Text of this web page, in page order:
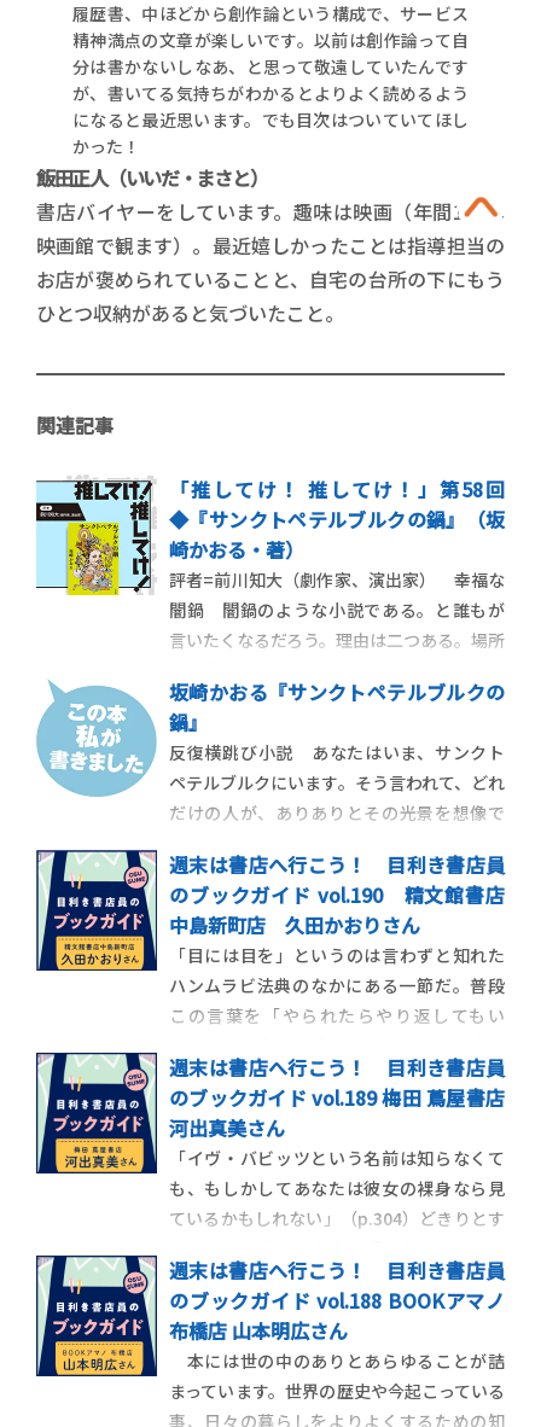
履歴書、中ほどから創作論という構成で、サービス
精神満点の文章が楽しいです。以前は創作論って自
分は書かないしなあ、と思って敬遠していたんです
が、書いてる気持ちがわかるとよりよく読めるよう
になると最近思います。でも目次はついていてほし
かった！
飯田正人（いいだ・まさと）
書店バイヤーをしています。趣味は映画（年間100本
映画館で観ます）。最近嬉しかったことは指導担当の
お店が褒められていることと、自宅の台所の下にもう
ひとつ収納があると気づいたこと。
関連記事
「推してけ！ 推してけ！」第58回
◆『サンクトペテルブルクの鍋』（坂
崎かおる・著）
評者=前川知大（劇作家、演出家） 幸福な
闇鍋 闇鍋のような小説である。と誰もが
言いたくなるだろう。理由は二つある。場所
たに語られること。冒頭、半纏を着た大学
生が鍋を囲む描写から始まり、そしてその
鍋では靴が煮えているのだから。人生で二
度ある闇鍋の経験を思い出してみる。鍋か
ら飛び出た靴
坂崎かおる『サンクトペテルブルクの
鍋』
反復横跳び小説 あなたはいま、サンクト
ペテルブルクにいます。そう言われて、どれ
だけの人が、ありありとその光景を想像で
かっても、その水都としてのにおいと、華麗
な建築物に過ぎる陰影は、なかなか想像し
にくいかもしれません。あなたはいま、高
崎にいます。この場合は、もう少し想像し
やすい人は増
週末は書店へ行こう！ 目利き書店員
のブックガイド vol.190 精文館書店
中島新町店 久田かおりさん
「目には目を」というのは言わずと知れた
ハンムラビ法典のなかにある一節だ。普段
この言葉を「やられたらやり返してもい
は「やられたらやられたと同じことをやり
返す」つまり、やられた以上のことはやり
返してはいけない、「同害報復」のみが許
されるということなのだ。新川帆立は元弁
護士、元プロの雀士
週末は書店へ行こう！ 目利き書店員
のブックガイド vol.189 梅田 蔦屋書店
河出真美さん
「イヴ・バビッツという名前は知らなくて
も、もしかしてあなたは彼女の裸身なら見
ているかもしれない」（p.304）どきりとす
は始まる。なぜ私たちが名前も知らぬ女性
の裸身を見ているかもしれないのかという
と、あのマルセル・デュシャンが裸身の女
性とチェスをする写真があり、その女性こ
そが当時20
週末は書店へ行こう！ 目利き書店員
のブックガイド vol.188 BOOKアマノ
布橋店 山本明広さん
本には世の中のありとあらゆることが詰
まっています。世界の歴史や今起こっている
事、日々の暮らしをよりよくするための知